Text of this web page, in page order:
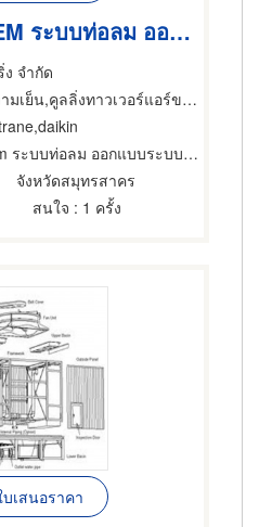
DUCTING SYSTEM ระบบท่อลม ออกแบบระบบปรับอากาศ
จำกัด
าวเวอร์แอร์ขนาดใหญ่,แอร์ขนาดเล็กและชนิดแยกส่วน
บบท่อลม ออกแบบระบบปรับอากาศ
จังหวัดสมุทรสาคร
สนใจ : 1 ครั้ง
เสนอราคา